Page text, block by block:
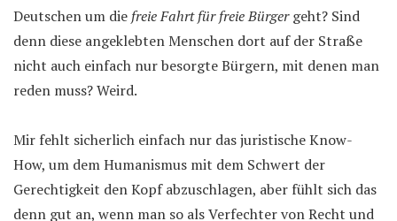
Deutschen um die freie Fahrt für freie Bürgergeht? Sind
denn diese angeklebten Menschen dort auf der Straße
nicht auch einfach nur besorgte Bürgern, mit denen man
reden muss? Weird.
Mir fehlt sicherlich einfach nur das juristische Know-
How, um dem Humanismus mit dem Schwert der
Gerechtigkeit den Kopf abzuschlagen, aber fühlt sich das
denn gut an, wenn man so als Verfechter von Recht und